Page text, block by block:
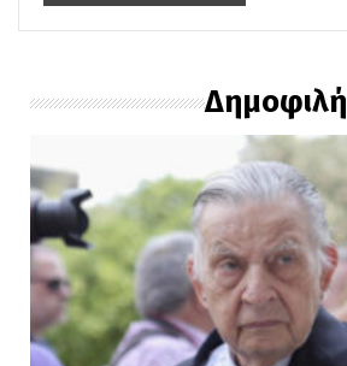
Δημοφιλή